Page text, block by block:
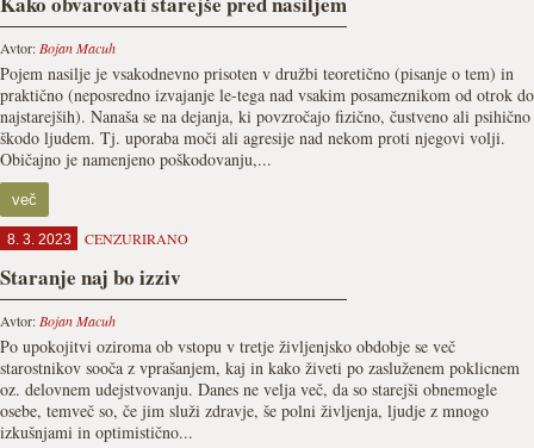
Avtor: Bojan Macuh
Pojem nasilje je vsakodnevno prisoten v družbi teoretično (pisanje o tem) in
praktično (neposredno izvajanje le-tega nad vsakim posameznikom od otrok do
najstarejših). Nanaša se na dejanja, ki povzročajo fizično, čustveno ali psihično
škodo ljudem. Tj. uporaba moči ali agresije nad nekom proti njegovi volji.
Običajno je namenjeno poškodovanju,...
več
8. 3. 2023 CENZURIRANO
Staranje naj bo izziv
Avtor: Bojan Macuh
Po upokojitvi oziroma ob vstopu v tretje življenjsko obdobje se več
starostnikov sooča z vprašanjem, kaj in kako živeti po zasluženem poklicnem
oz. delovnem udejstvovanju. Danes ne velja več, da so starejši obnemogle
osebe, temveč so, če jim služi zdravje, še polni življenja, ljudje z mnogo
izkušnjami in optimistično...